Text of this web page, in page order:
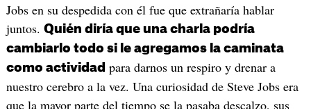
Jobs en su despedida con él fue que extrañaría hablar
juntos. Quién diría que una charla podría
cambiarlo todo si le agregamos la caminata
como actividad para darnos un respiro y drenar a
nuestro cerebro a la vez. Una curiosidad de Steve Jobs era
que la mayor parte del tiempo se la pasaba descalzo, sus